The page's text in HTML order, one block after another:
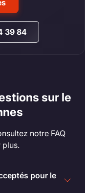
39 84
sur le
notre FAQ
plus.
pour le